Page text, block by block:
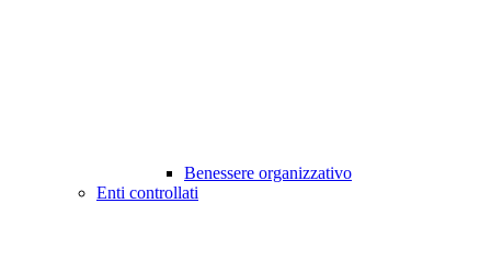
Benessere organizzativo
Enti controllati